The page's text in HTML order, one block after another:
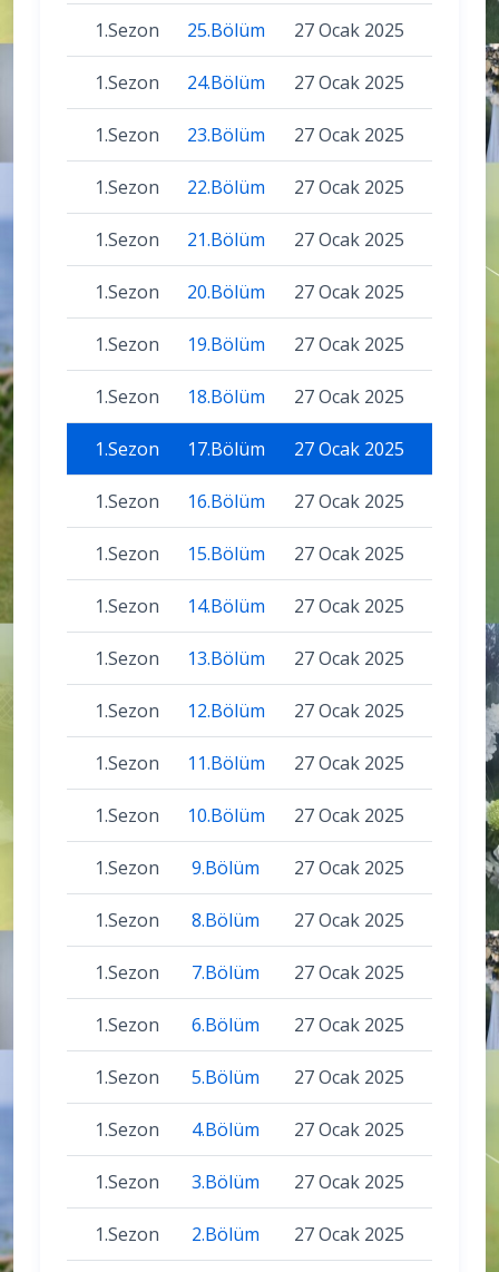
1.Sezon 25.Bölüm 27 Ocak 2025
1.Sezon 24.Bölüm 27 Ocak 2025
1.Sezon 23.Bölüm 27 Ocak 2025
1.Sezon 22.Bölüm 27 Ocak 2025
1.Sezon 21.Bölüm 27 Ocak 2025
1.Sezon 20.Bölüm 27 Ocak 2025
1.Sezon 19.Bölüm 27 Ocak 2025
1.Sezon 18.Bölüm 27 Ocak 2025
1.Sezon 17.Bölüm 27 Ocak 2025
1.Sezon 16.Bölüm 27 Ocak 2025
1.Sezon 15.Bölüm 27 Ocak 2025
1.Sezon 14.Bölüm 27 Ocak 2025
1.Sezon 13.Bölüm 27 Ocak 2025
1.Sezon 12.Bölüm 27 Ocak 2025
1.Sezon 11.Bölüm 27 Ocak 2025
1.Sezon 10.Bölüm 27 Ocak 2025
1.Sezon 9.Bölüm 27 Ocak 2025
1.Sezon 8.Bölüm 27 Ocak 2025
1.Sezon 7.Bölüm 27 Ocak 2025
1.Sezon 6.Bölüm 27 Ocak 2025
1.Sezon 5.Bölüm 27 Ocak 2025
1.Sezon 4.Bölüm 27 Ocak 2025
1.Sezon 3.Bölüm 27 Ocak 2025
1.Sezon 2.Bölüm 27 Ocak 2025